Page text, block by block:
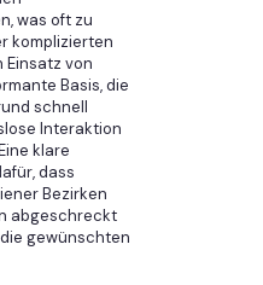
was oft zu
komplizierten
von
Basis, die
schnell
Interaktion
klare
dass
Bezirken
abgeschreckt
gewünschten